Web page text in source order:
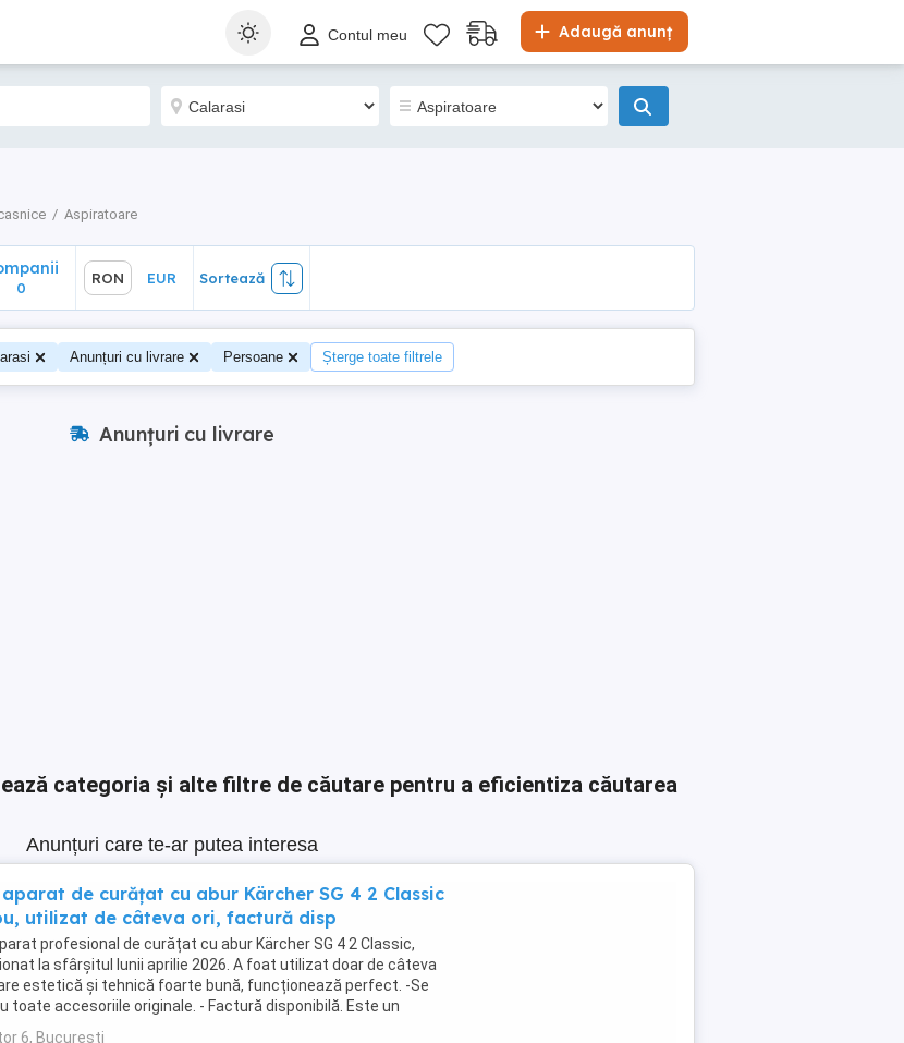
Adaugă anunț
Contul meu
Aspiratoare
Sortează
0
RON EUR Sortează
Anunțuri cu livrare Persoane Șterge toate filtrele
Anunțuri cu livrare
categoria și alte filtre de căutare pentru a eficientiza căutarea
Anunțuri care te-ar putea interesa
de curățat cu abur Kärcher SG 4 2 Classic
utilizat de câteva ori, factură disp
profesional de curățat cu abur Kärcher SG 4 2 Classic,
la sfârșitul lunii aprilie 2026. A foat utilizat doar de câteva
estetică și tehnică foarte bună, funcționează perfect. -Se
toate accesoriile originale. - Factură disponibilă. Este un
...
6, Bucuresti